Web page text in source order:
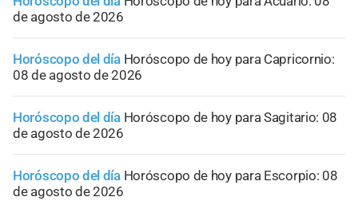
de agosto de 2026
Horóscopo del día Horóscopo de hoy para Capricornio:
08 de agosto de 2026
Horóscopo del día Horóscopo de hoy para Sagitario: 08
de agosto de 2026
Horóscopo del día Horóscopo de hoy para Escorpio: 08
de agosto de 2026